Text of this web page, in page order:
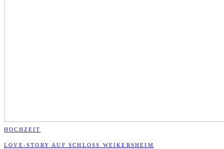
HOCHZEIT
LOVE-STORY AUF SCHLOSS WEIKERSHEIM